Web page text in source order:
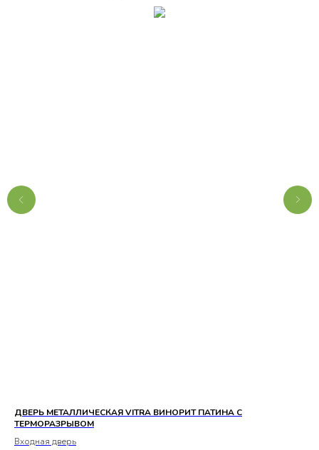
ДВЕРЬ МЕТАЛЛИЧЕСКАЯ VITRA ВИНОРИТ ПАТИНА С
ТЕРМОРАЗРЫВОМ
Входная дверь